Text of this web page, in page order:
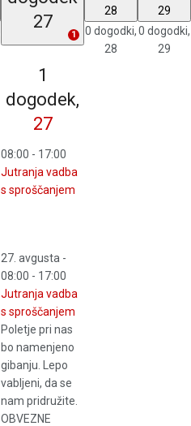
27
1
1
dogodek,
27
08:00 - 17:00
Jutranja vadba
s sproščanjem
27. avgusta -
08:00 - 17:00
Jutranja vadba
s sproščanjem
Poletje pri nas
bo namenjeno
gibanju. Lepo
vabljeni, da se
nam pridružite.
OBVEZNE
28
0 dogodki,
28
29
0 dogodki,
29